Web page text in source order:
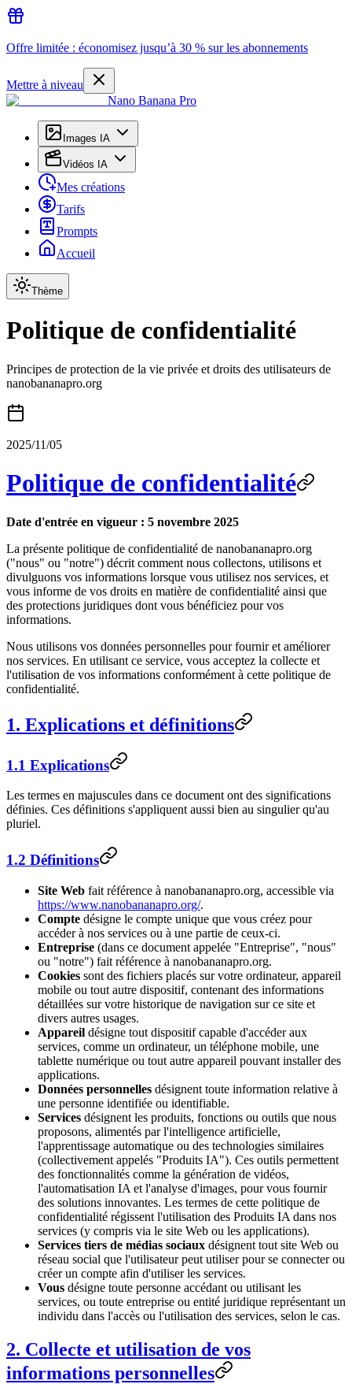
Offre limitée : économisez jusqu’à 30 % sur les abonnements
Mettre à niveau
Nano Banana Pro
Images IA
Vidéos IA
Mes créations
Tarifs
Prompts
Accueil
Thème
Politique de confidentialité
Principes de protection de la vie privée et droits des utilisateurs de
nanobananapro.org
2025/11/05
Politique de confidentialité
Date d'entrée en vigueur : 5 novembre 2025
La présente politique de confidentialité de nanobananapro.org
("nous" ou "notre") décrit comment nous collectons, utilisons et
divulguons vos informations lorsque vous utilisez nos services, et
vous informe de vos droits en matière de confidentialité ainsi que
des protections juridiques dont vous bénéficiez pour vos
informations.
Nous utilisons vos données personnelles pour fournir et améliorer
nos services. En utilisant ce service, vous acceptez la collecte et
l'utilisation de vos informations conformément à cette politique de
confidentialité.
1. Explications et définitions
1.1 Explications
Les termes en majuscules dans ce document ont des significations
définies. Ces définitions s'appliquent aussi bien au singulier qu'au
pluriel.
1.2 Définitions
Site Web fait référence à nanobananapro.org, accessible via
https://www.nanobananapro.org/.
Compte désigne le compte unique que vous créez pour
accéder à nos services ou à une partie de ceux-ci.
Entreprise (dans ce document appelée "Entreprise", "nous"
ou "notre") fait référence à nanobananapro.org.
Cookies sont des fichiers placés sur votre ordinateur, appareil
mobile ou tout autre dispositif, contenant des informations
détaillées sur votre historique de navigation sur ce site et
divers autres usages.
Appareil désigne tout dispositif capable d'accéder aux
services, comme un ordinateur, un téléphone mobile, une
tablette numérique ou tout autre appareil pouvant installer des
applications.
Données personnelles désignent toute information relative à
une personne identifiée ou identifiable.
Services désignent les produits, fonctions ou outils que nous
proposons, alimentés par l'intelligence artificielle,
l'apprentissage automatique ou des technologies similaires
(collectivement appelés "Produits IA"). Ces outils permettent
des fonctionnalités comme la génération de vidéos,
l'automatisation IA et l'analyse d'images, pour vous fournir
des solutions innovantes. Les termes de cette politique de
confidentialité régissent l'utilisation des Produits IA dans nos
services (y compris via le site Web ou les applications).
Services tiers de médias sociaux désignent tout site Web ou
réseau social que l'utilisateur peut utiliser pour se connecter ou
créer un compte afin d'utiliser les services.
Vous désigne toute personne accédant ou utilisant les
services, ou toute entreprise ou entité juridique représentant un
individu dans l'accès ou l'utilisation des services, selon le cas.
2. Collecte et utilisation de vos
informations personnelles